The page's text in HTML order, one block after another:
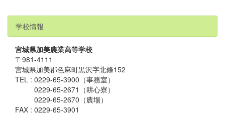
学校情報
宮城県加美農業高等学校
〒981-4111
宮城県加美郡色麻町黒沢字北條152
TEL : 0229-65-3900（事務室）
0229-65-2671（耕心寮）
0229-65-2670（農場）
FAX : 0229-65-3901